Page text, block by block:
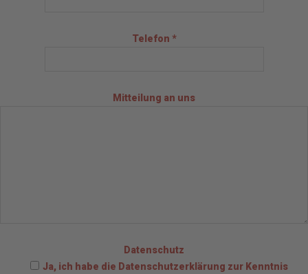
Telefon *
Mitteilung an uns
Datenschutz
Ja, ich habe die Datenschutzerklärung zur Kenntnis